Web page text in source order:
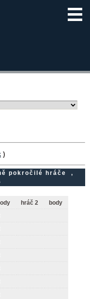
)
pokročilé hráče ,
hráč 2
body